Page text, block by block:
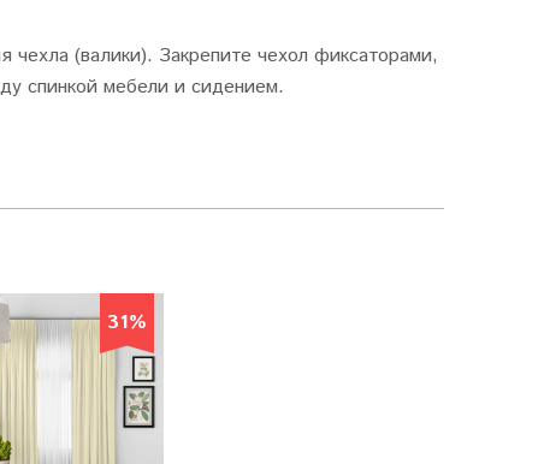
(валики). Закрепите чехол фиксаторами,
спинкой мебели и сидением.
31%